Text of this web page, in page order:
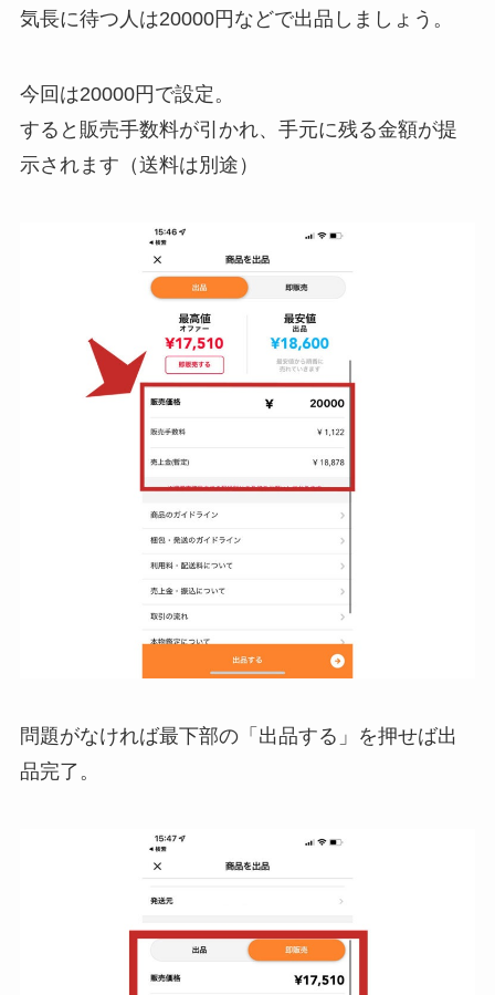
気長に待つ人は20000円などで出品しましょう。
今回は20000円で設定。
すると販売手数料が引かれ、手元に残る金額が提
示されます（送料は別途）
問題がなければ最下部の「出品する」を押せば出
品完了。